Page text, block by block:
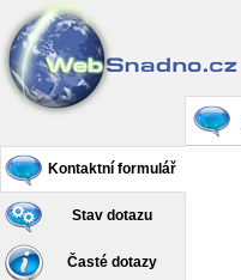
Kontaktní formulář
Stav dotazu
Časté dotazy